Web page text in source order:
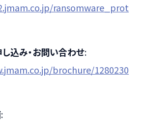
ransomware_prot
込み・お問い合わせ:
brochure/1280230
: